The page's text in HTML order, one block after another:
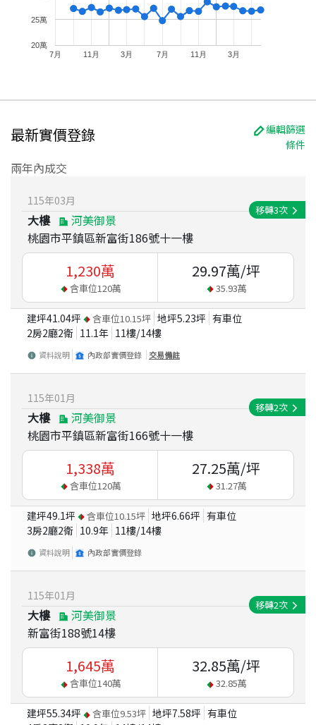
7月 11月 3月 7月 11月 3月
20萬
25萬
最新實價登錄
編輯篩選
條件
兩年內成交
115年03月
大樓
河美御景
桃園市平鎮區新富街186號十一樓
移轉3次
1,230萬
含車位120萬
29.97萬/坪
35.93萬
建坪41.04坪 含車位10.15坪 地坪5.23坪 有車位
2房2廳2衛 11.1年 11樓/14樓
資料說明 內政部實價登錄 交易備註
115年01 月
大樓
河美御景
桃園市平鎮區新富街166號十一樓
移轉2次
1,338萬
含車位120萬
27.25萬/坪
31.27萬
建坪49.1坪 含車位10.15坪 地坪6.66坪 有車位
3房2廳2衛 10.9年 11樓/14樓
資料說明 內政部實價登錄
115年01 月
大樓
河美御景
新富街188號14樓
移轉2次
1,645萬
含車位140萬
32.85萬/坪
32.85萬
建坪55.34坪 含車位9.53坪 地坪7.58坪 有車位